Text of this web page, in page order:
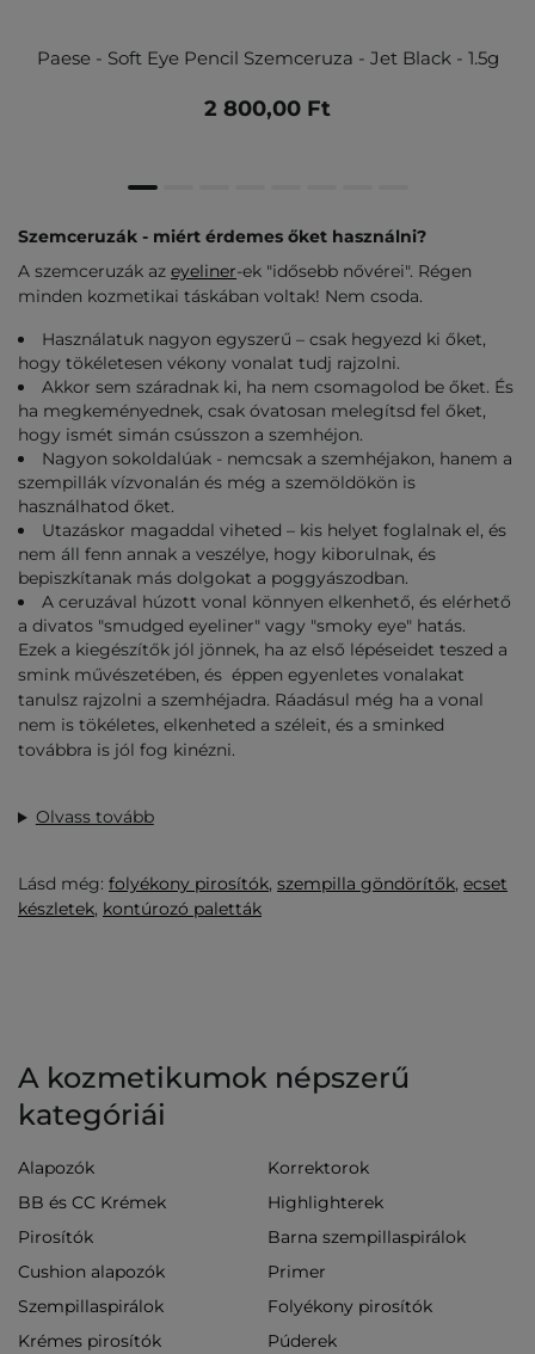
Paese - Soft Eye Pencil Szemceruza - Jet Black - 1.5g
2 800,00 Ft
Szemceruzák - miért érdemes őket használni?
A szemceruzák az eyeliner-ek "idősebb nővérei". Régen
minden kozmetikai táskában voltak! Nem csoda.
Használatuk nagyon egyszerű – csak hegyezd ki őket,
hogy tökéletesen vékony vonalat tudj rajzolni.
Akkor sem száradnak ki, ha nem csomagolod be őket. És
ha megkeményednek, csak óvatosan melegítsd fel őket,
hogy ismét simán csússzon a szemhéjon.
Nagyon sokoldalúak - nemcsak a szemhéjakon, hanem a
szempillák vízvonalán és még a szemöldökön is
használhatod őket.
Utazáskor magaddal viheted – kis helyet foglalnak el, és
nem áll fenn annak a veszélye, hogy kiborulnak, és
bepiszkítanak más dolgokat a poggyászodban.
A ceruzával húzott vonal könnyen elkenhető, és elérhető
a divatos "smudged eyeliner" vagy "smoky eye" hatás.
Ezek a kiegészítők jól jönnek, ha az első lépéseidet teszed a
smink művészetében, és éppen egyenletes vonalakat
tanulsz rajzolni a szemhéjadra. Ráadásul még ha a vonal
nem is tökéletes, elkenheted a széleit, és a sminked
továbbra is jól fog kinézni.
Olvass tovább
Lásd még: folyékony pirosítók, szempilla göndörítők, ecset
készletek, kontúrozó paletták
A kozmetikumok népszerű
kategóriái
Alapozók
Korrektorok
BB és CC Krémek
Highlighterek
Pirosítók
Barna szempillaspirálok
Cushion alapozók
Primer
Szempillaspirálok
Folyékony pirosítók
Krémes pirosítók
Púderek